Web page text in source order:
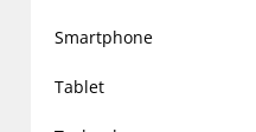
Smartphone
Tablet